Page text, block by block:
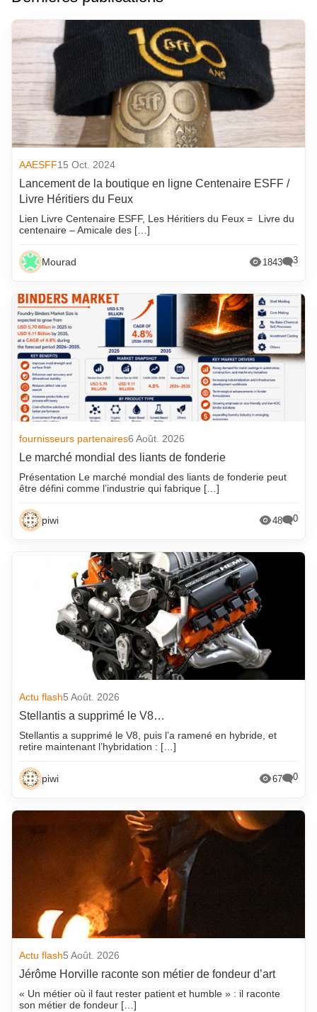
AAESFF15 Oct. 2024
Lancement de la boutique en ligne Centenaire ESFF /
Livre Héritiers du Feux
Lien Livre Centenaire ESFF, Les Héritiers du Feux = Livre du
centenaire – Amicale des […]
Mourad 1843 3
fournisseurs partenaires6 Août. 2026
Le marché mondial des liants de fonderie
Présentation Le marché mondial des liants de fonderie peut
être défini comme l’industrie qui fabrique […]
piwi 48 0
Actu flash5 Août. 2026
Stellantis a supprimé le V8…
Stellantis a supprimé le V8, puis l’a ramené en hybride, et
retire maintenant l’hybridation : […]
piwi 67 0
Actu flash5 Août. 2026
Jérôme Horville raconte son métier de fondeur d’art
« Un métier où il faut rester patient et humble » : il raconte
son métier de fondeur […]